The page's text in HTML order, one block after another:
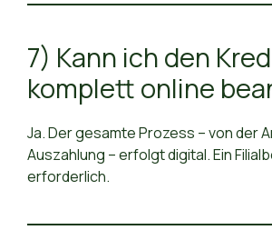
7) Kann ich den
komplett online
Ja. Der gesamte Prozess – von der
Auszahlung – erfolgt digital. Ein
erforderlich.